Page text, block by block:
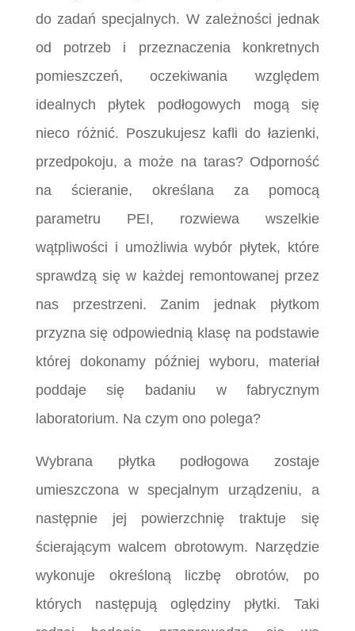
do zadań specjalnych. W zależności jednak
od potrzeb i przeznaczenia konkretnych
pomieszczeń, oczekiwania względem
idealnych płytek podłogowych mogą się
nieco różnić. Poszukujesz kafli do łazienki,
przedpokoju, a może na taras? Odporność
na ścieranie, określana za pomocą
parametru PEI, rozwiewa wszelkie
wątpliwości i umożliwia wybór płytek, które
sprawdzą się w każdej remontowanej przez
nas przestrzeni. Zanim jednak płytkom
przyzna się odpowiednią klasę na podstawie
której dokonamy później wyboru, materiał
poddaje się badaniu w fabrycznym
laboratorium. Na czym ono polega?
Wybrana płytka podłogowa zostaje
umieszczona w specjalnym urządzeniu, a
następnie jej powierzchnię traktuje się
ścierającym walcem obrotowym. Narzędzie
wykonuje określoną liczbę obrotów, po
których następują oględziny płytki. Taki